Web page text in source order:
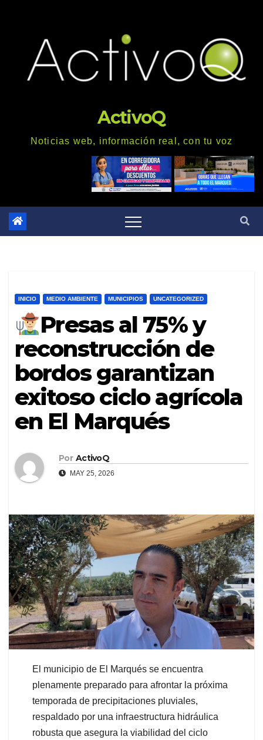
ActivoQ
Noticias web, información real, con tu voz
INICIO MEDIO AMBIENTE MUNICIPIOS UNCATEGORIZED
Presas al 75% y
reconstrucción de
bordos garantizan
exitoso ciclo agrícola
en El Marqués
Por ActivoQ
MAY 25, 2026
El municipio de El Marqués se encuentra
plenamente preparado para afrontar la próxima
temporada de precipitaciones pluviales,
respaldado por una infraestructura hidráulica
robusta que asegura la viabilidad del ciclo